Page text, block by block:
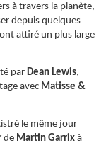
à travers la planète,
depuis quelques
attiré un plus large
par Dean Lewis,
avec Matisse &
le même jour
de Martin Garrix à